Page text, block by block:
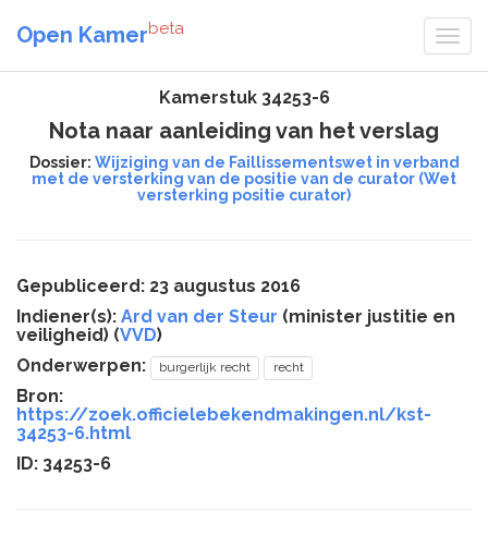
Open Kamerbeta
Kamerstuk 34253-6
Nota naar aanleiding van het verslag
Dossier: Wijziging van de Faillissementswet in verband
met de versterking van de positie van de curator (Wet
versterking positie curator)
Gepubliceerd: 23 augustus 2016
Indiener(s): Ard van der Steur (minister justitie en
veiligheid) (VVD)
Onderwerpen:
burgerlijk recht recht
Bron:
https://zoek.officielebekendmakingen.nl/kst-
34253-6.html
ID: 34253-6